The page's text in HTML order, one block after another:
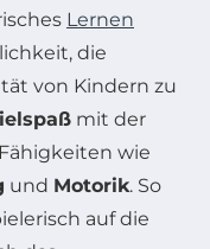
Lernen
die
von Kindern zu
mit der
wie
und Motorik. So
auf die